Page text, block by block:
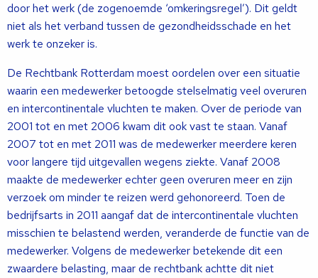
door het werk (de zogenoemde ‘omkeringsregel’). Dit geldt
niet als het verband tussen de gezondheidsschade en het
werk te onzeker is.
De Rechtbank Rotterdam moest oordelen over een situatie
waarin een medewerker betoogde stelselmatig veel overuren
en intercontinentale vluchten te maken. Over de periode van
2001 tot en met 2006 kwam dit ook vast te staan. Vanaf
2007 tot en met 2011 was de medewerker meerdere keren
voor langere tijd uitgevallen wegens ziekte. Vanaf 2008
maakte de medewerker echter geen overuren meer en zijn
verzoek om minder te reizen werd gehonoreerd. Toen de
bedrijfsarts in 2011 aangaf dat de intercontinentale vluchten
misschien te belastend werden, veranderde de functie van de
medewerker. Volgens de medewerker betekende dit een
zwaardere belasting, maar de rechtbank achtte dit niet